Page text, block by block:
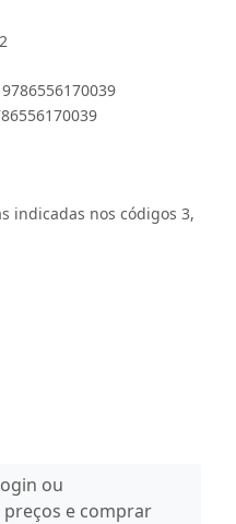
indicadas nos códigos 3,
ou
e comprar